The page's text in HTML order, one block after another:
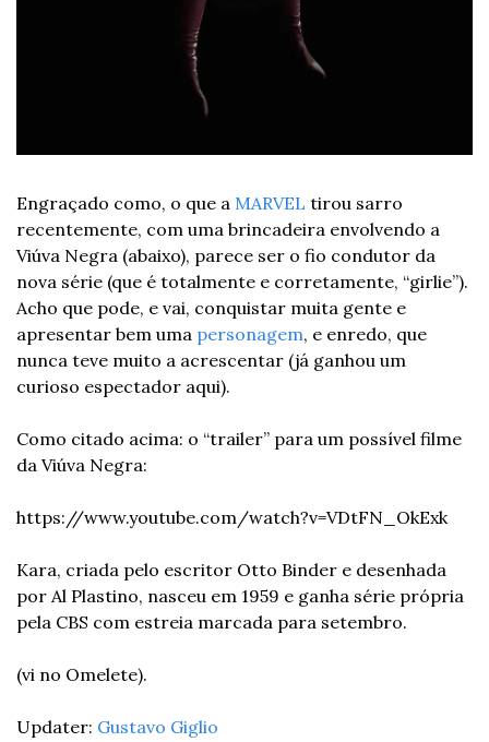
Engraçado como, o que a MARVEL tirou sarro
recentemente, com uma brincadeira envolvendo a
Viúva Negra (abaixo), parece ser o fio condutor da
nova série (que é totalmente e corretamente, “girlie”).
Acho que pode, e vai, conquistar muita gente e
apresentar bem uma personagem, e enredo, que
nunca teve muito a acrescentar (já ganhou um
curioso espectador aqui).
Como citado acima: o “trailer” para um possível filme
da Viúva Negra:
https://www.youtube.com/watch?v=VDtFN_OkExk
Kara, criada pelo escritor Otto Binder e desenhada
por Al Plastino, nasceu em 1959 e ganha série própria
pela CBS com estreia marcada para setembro.
(vi no Omelete).
Updater: Gustavo Giglio